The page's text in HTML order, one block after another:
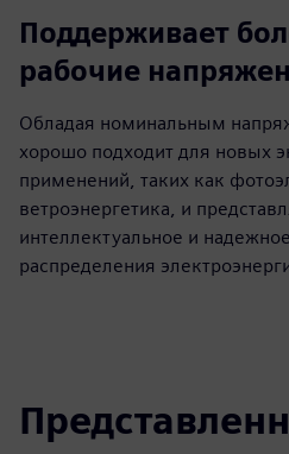
Поддерживает
рабочие
Обладая номинальным
хорошо подходит для новых
применений, таких как
ветроэнергетика, и
интеллектуальное и
распределения